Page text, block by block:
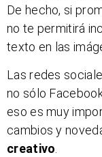
De hecho, si
no te permitirá
texto en las
Las redes
no sólo
eso es muy
cambios y
creativo